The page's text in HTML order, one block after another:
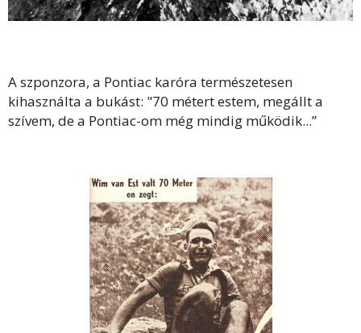
A szponzora, a Pontiac karóra természetesen
kihasználta a bukást: "70 métert estem, megállt a
szívem, de a Pontiac-om még mindig működik...”